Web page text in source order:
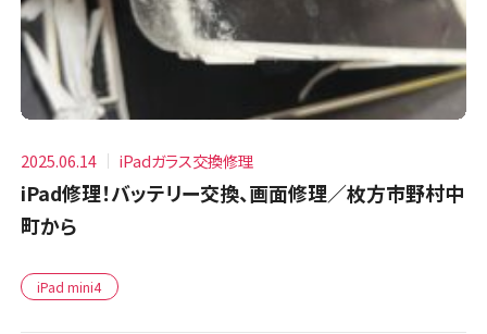
2025.06.14 iPadガラス交換修理
iPad修理！バッテリー交換、画面修理／枚方市野村中
町から
iPad mini4